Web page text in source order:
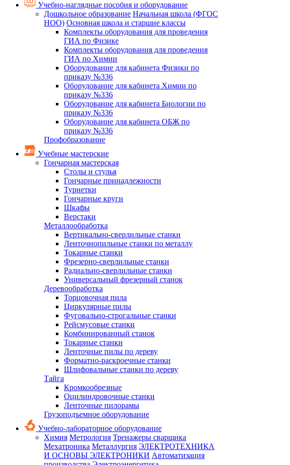
Учебно-наглядные пособия и оборудование
Дошкольное образование Начальная школа (ФГОС
НОО) Основная школа и старшие классы
Комплекты оборудования для проведения
ГИА по Физике
Комплекты оборудования для проведения
ГИА по Химии
Оборудование для кабинета Физики по
приказу №336
Оборудование для кабинета Химии по
приказу №336
Оборудование для кабинета Биологии по
приказу №336
Оборудование для кабинета ОБЖ по
приказу №336
Профобразование
Учебные мастерские
Гончарная мастерская
Столы и стулья
Гончарные принадлежности
Турнетки
Гончарные круги
Шкафы
Верстаки
Металлообработка
Вертикально-сверлильные станки
Ленточнопильные станки по металлу
Токарные станки
Фрезерно-сверлильные станки
Радиально-сверлильные станки
Универсальный фрезерный станок
Деревообработка
Торцовочная пила
Циркулярные пилы
Фуговально-строгальные станки
Рейсмусовые станки
Комбинированный станок
Токарные станки
Ленточные пилы по дереву
Форматно-раскроечные станки
Шлифовальные станки по дереву
Тайга
Кромкообрезные
Оцилиндровочные станки
Ленточные пилорамы
Грузоподъемное оборудование
Учебно-лабораторное оборудование
Химия Метрология Тренажеры сварщика
Мехатроника Металлургия ЭЛЕКТРОТЕХНИКА
И ОСНОВЫ ЭЛЕКТРОНИКИ Автоматизация